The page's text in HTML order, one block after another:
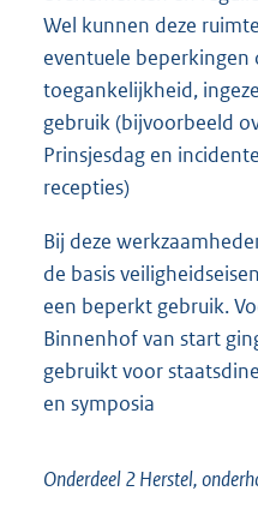
Wel kunnen deze
eventuele
toegankelijkheid,
gebruik (bijvoorbeeld
Prinsjesdag en
recepties)
Bij deze
de basis
een beperkt gebruik.
Binnenhof van start
gebruikt voor
en symposia
Onderdeel 2 Herstel,